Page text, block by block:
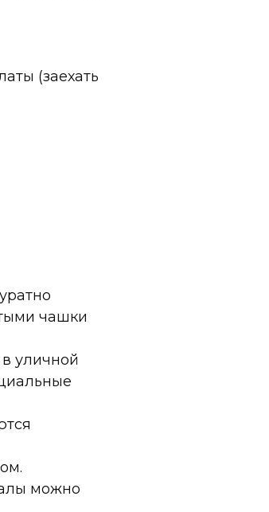
(заехать
чашки
уличной
можно